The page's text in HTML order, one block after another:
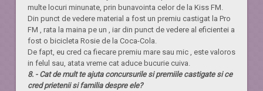
multe locuri minunate, prin bunavointa celor de la Kiss FM.
Din punct de vedere material a fost un premiu castigat la Pro
FM , rata la maina pe un , iar din punct de vedere al eficientei a
fost o bicicleta Rosie de la Coca-Cola.
De fapt, eu cred ca fiecare premiu mare sau mic , este valoros
in felul sau, atata vreme cat aduce bucurie cuiva.
8. - Cat de mult te ajuta concursurile si premiile castigate si ce
cred prietenii si familia despre ele?